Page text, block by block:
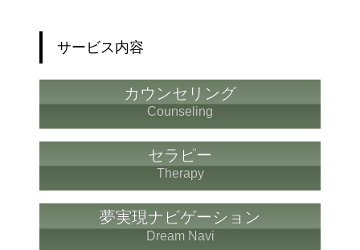
サービス内容
カウンセリング
Counseling
セラピー
Therapy
夢実現ナビゲーション
Dream Navi